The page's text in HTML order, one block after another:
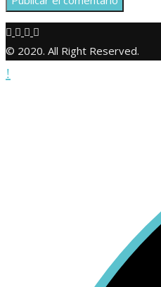
© 2020. All Right Reserved.